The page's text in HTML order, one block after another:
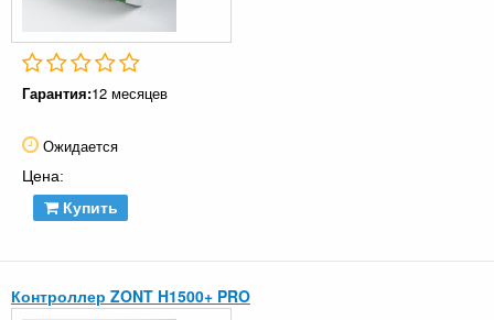
Гарантия:12 месяцев
Ожидается
Цена:
Купить
Контроллер ZONT H1500+ PRO